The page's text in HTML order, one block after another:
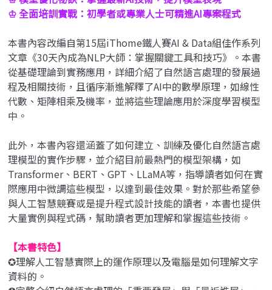
♔ 全面培訓實戰：初學者或專業人士可精進AI專案程式
本書內容改編自第15屆iThome鐵人賽AI & Data組佳作系列
文章《30天內成為NLP大師：掌握關鍵工具和技巧》。本書
從基礎理論到實務應用，詳細介紹了自然語言處理的發展過
程及相關技術，且循序漸進解釋了AI中的數學原理，如線性
代數、矩陣相乘及機率，並將這些理論應用於深度學習模型
中。
此外，本書內容還涵蓋了如何建立、訓練及優化自然語言處
理模型的實作步驟，並介紹目前最熱門的模型架構，如
Transformer、BERT、GPT、LLaMA等，指導讀者如何在實
際應用中微調這些模型，以達到最佳效果。對於那些希望參
與人工智慧競賽或是提升程式設計技能的讀者，本書也提供
大量實例與程式碼，幫助讀者更加理解和掌握這些技術。
【本書特色】
✪理解人工智慧實際上的運作原理以及電腦是如何理解文字
資料的。